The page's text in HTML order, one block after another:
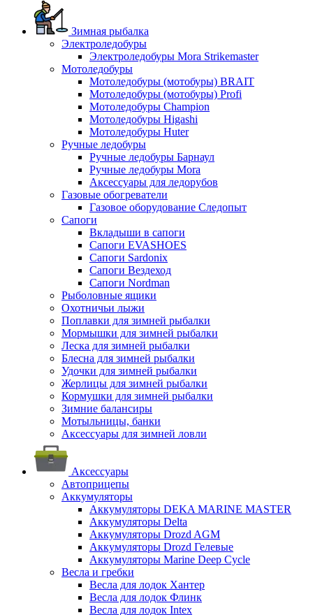
Зимная рыбалка
Электроледобуры
Электроледобуры Mora Strikemaster
Мотоледобуры
Мотоледобуры (мотобуры) BRAIT
Мотоледобуры (мотобуры) Profi
Мотоледобуры Champion
Мотоледобуры Higashi
Мотоледобуры Huter
Ручные ледобуры
Ручные ледобуры Барнаул
Ручные ледобуры Mora
Аксессуары для ледорубов
Газовые обогреватели
Газовое оборудование Следопыт
Сапоги
Вкладыши в сапоги
Сапоги EVASHOES
Сапоги Sardonix
Сапоги Вездеход
Сапоги Nordman
Рыболовные ящики
Охотничьи лыжи
Поплавки для зимней рыбалки
Мормышки для зимней рыбалки
Леска для зимней рыбалки
Блесна для зимней рыбалки
Удочки для зимней рыбалки
Жерлицы для зимней рыбалки
Кормушки для зимней рыбалки
Зимние балансиры
Мотыльницы, банки
Аксессуары для зимней ловли
Аксессуары
Автоприцепы
Аккумуляторы
Аккумуляторы DEKA MARINE MASTER
Аккумуляторы Delta
Аккумуляторы Drozd AGM
Аккумуляторы Drozd Гелевые
Аккумуляторы Marine Deep Cycle
Весла и гребки
Весла для лодок Хантер
Весла для лодок Флинк
Весла для лодок Intex